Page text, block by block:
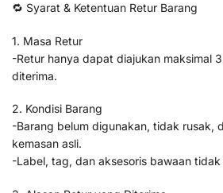
🔁 Syarat & Ketentuan Retur Barang
1. Masa Retur
-Retur hanya dapat diajukan maksimal
diterima.
2. Kondisi Barang
-Barang belum digunakan, tidak rusak,
kemasan asli.
-Label, tag, dan aksesoris bawaan tidak